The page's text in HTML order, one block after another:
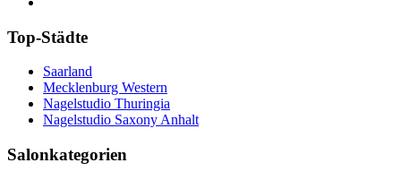
Top-Städte
Saarland
Mecklenburg Western
Nagelstudio Thuringia
Nagelstudio Saxony Anhalt
Salonkategorien